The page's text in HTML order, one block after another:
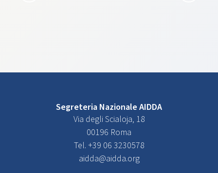
Segreteria Nazionale AIDDA
Via degli Scialoja, 18
00196 Roma
Tel. +39 06 3230578
aidda@aidda.org